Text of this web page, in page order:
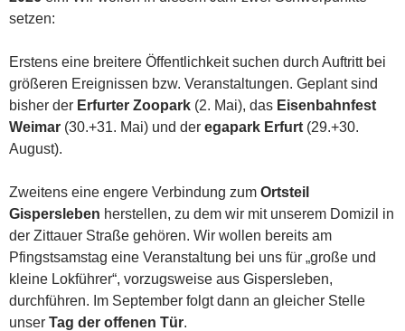
setzen:
Erstens eine breitere Öffentlichkeit suchen durch Auftritt bei
größeren Ereignissen bzw. Veranstaltungen. Geplant sind
bisher der Erfurter Zoopark (2. Mai), das Eisenbahnfest
Weimar (30.+31. Mai) und der egapark Erfurt (29.+30.
August).
Zweitens eine engere Verbindung zum Ortsteil
Gispersleben herstellen, zu dem wir mit unserem Domizil in
der Zittauer Straße gehören. Wir wollen bereits am
Pfingstsamstag eine Veranstaltung bei uns für „große und
kleine Lokführer“, vorzugsweise aus Gispersleben,
durchführen. Im September folgt dann an gleicher Stelle
unser Tag der offenen Tür.